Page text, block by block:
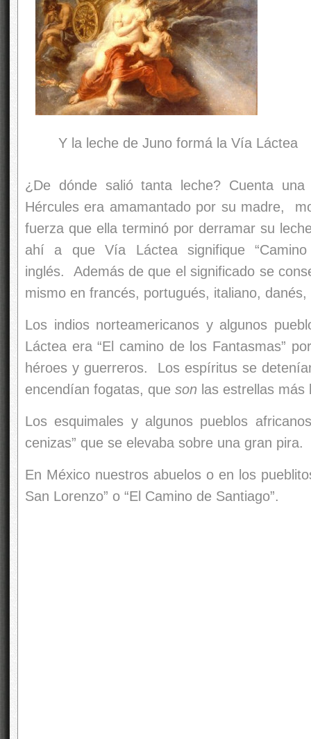
Y la leche de Juno formá la Vía Láctea
¿De dónde salió tanta leche? Cuenta
Hércules era amamantado por su madre,
fuerza que ella terminó por derramar su
ahí a que Vía Láctea signifique
inglés. Además de que el significado se
mismo en francés, portugués, italiano,
Los indios norteamericanos y algunos
Láctea era “El camino de los Fantasmas”
héroes y guerreros. Los espíritus se
encendían fogatas, que son las estrellas más
Los esquimales y algunos pueblos
cenizas” que se elevaba sobre una gran pira.
En México nuestros abuelos o en los
San Lorenzo” o “El Camino de Santiago”.